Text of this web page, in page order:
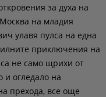
за духа на
на младия
улавя пулса на една
приключения на
са не само щрихи от
и огледало на
прехода, все още